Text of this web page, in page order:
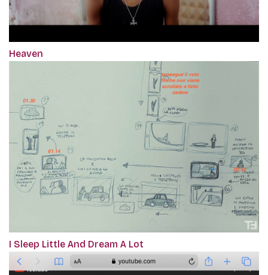
Heaven
I Sleep Little And Dream A Lot